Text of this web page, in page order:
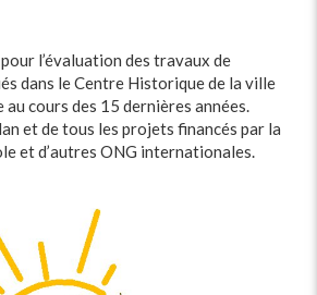
l’évaluation des travaux de
dans le Centre Historique de la ville
au cours des 15 dernières années.
et de tous les projets financés par la
et d’autres ONG internationales.